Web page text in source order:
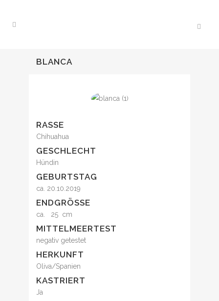
BLANCA
RASSE
Chihuahua
GESCHLECHT
Hündin
GEBURTSTAG
ca. 20.10.2019
ENDGRÖSSE
ca. 25 cm
MITTELMEERTEST
negativ getestet
HERKUNFT
Oliva/Spanien
KASTRIERT
Ja